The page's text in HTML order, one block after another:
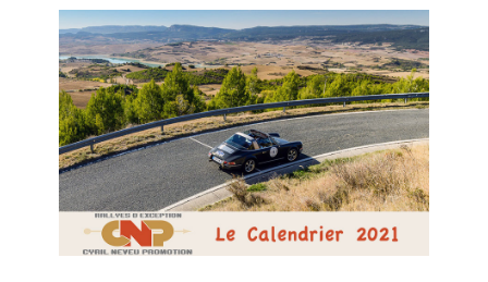
RALLYE
MONTAGNE
EVÈNEMENTS
CALENDRIER
FOCUS